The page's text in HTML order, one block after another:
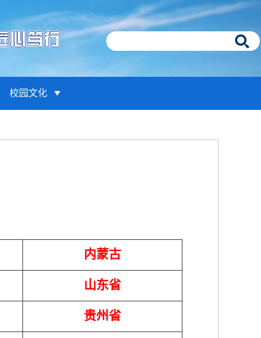
校园文化
内蒙古
山东省
贵州省